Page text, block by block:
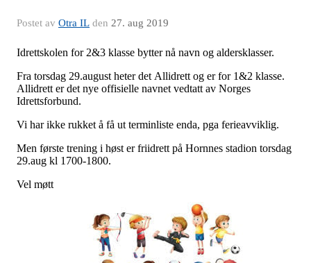
Postet av Otra IL den 27. aug 2019
Idrettskolen for 2&3 klasse bytter nå navn og aldersklasser.
Fra torsdag 29.august heter det Allidrett og er for 1&2 klasse.
Allidrett er det nye offisielle navnet vedtatt av Norges
Idrettsforbund.
Vi har ikke rukket å få ut terminliste enda, pga ferieavviklig.
Men første trening i høst er friidrett på Hornnes stadion torsdag
29.aug kl 1700-1800.
Vel møtt